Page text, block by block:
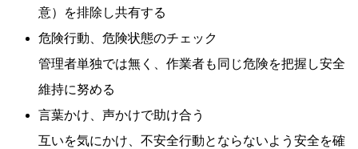
意）を排除し共有する
危険行動、危険状態のチェック
管理者単独では無く、作業者も同じ危険を把握し安全
維持に努める
言葉かけ、声かけで助け合う
互いを気にかけ、不安全行動とならないよう安全を確